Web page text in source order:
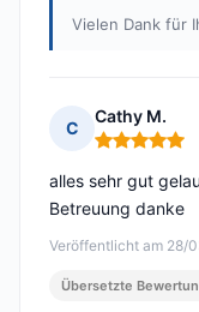
Vielen Dank für
C
Cathy M.
Hinweis: 5
Veröffentlicht am 28/
alles sehr gut
Betreuung danke
Übersetzte